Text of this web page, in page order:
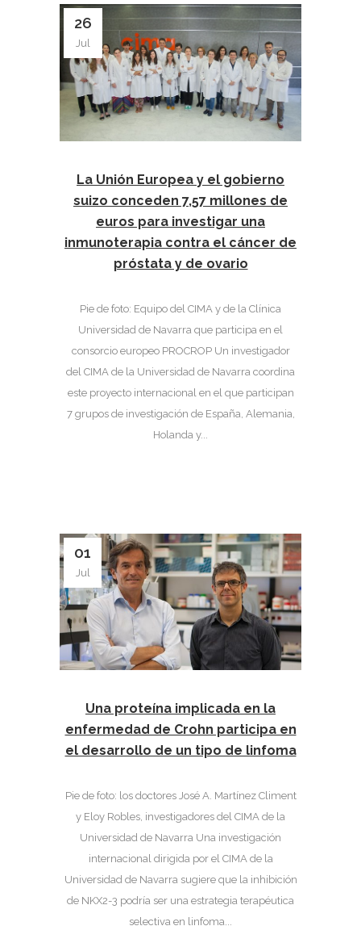
26
Jul
La Unión Europea y el gobierno
suizo conceden 7,57 millones de
euros para investigar una
inmunoterapia contra el cáncer de
próstata y de ovario
Pie de foto: Equipo del CIMA y de la Clínica
Universidad de Navarra que participa en el
consorcio europeo PROCROP Un investigador
del CIMA de la Universidad de Navarra coordina
este proyecto internacional en el que participan
7 grupos de investigación de España, Alemania,
Holanda y...
01
Jul
Una proteína implicada en la
enfermedad de Crohn participa en
el desarrollo de un tipo de linfoma
Pie de foto: los doctores José A. Martínez Climent
y Eloy Robles, investigadores del CIMA de la
Universidad de Navarra Una investigación
internacional dirigida por el CIMA de la
Universidad de Navarra sugiere que la inhibición
de NKX2-3 podría ser una estrategia terapéutica
selectiva en linfoma...